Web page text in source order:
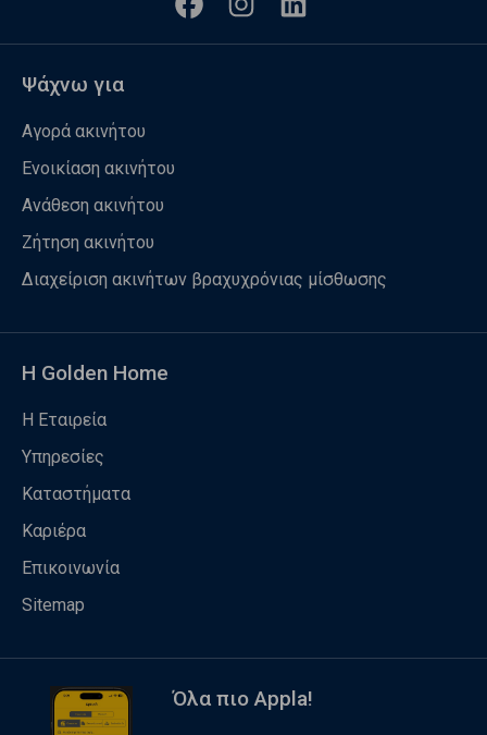
Ψάχνω για
Αγορά ακινήτου
Ενοικίαση ακινήτου
Ανάθεση ακινήτου
Ζήτηση ακινήτου
Διαχείριση ακινήτων βραχυχρόνιας μίσθωσης
Η Golden Home
Η Εταιρεία
Υπηρεσίες
Καταστήματα
Καριέρα
Επικοινωνία
Sitemap
Όλα πιο Appla!